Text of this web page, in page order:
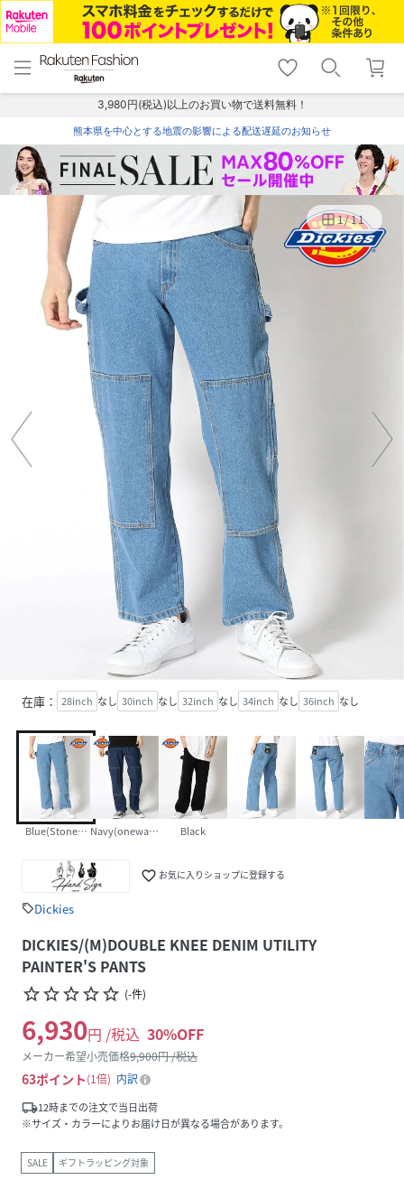
menu home
トップ
shopping_cart lock_outline
ログイン
3,980円(税込)以上のお買い物で送料無料！
熊本県を中心とする地震の影響による配送遅延のお知らせ
1/11
在庫： 28inch なし 30inch なし 32inch なし 34inch なし 36inch なし
Blue(StoneWash)Navy(onewash) Black
favorite_border お気に入りショップに登録する
sellDickies
DICKIES/(M)DOUBLE KNEE DENIM UTILITY
PAINTER'S PANTS
star_borderstar_borderstar_borderstar_borderstar_border (-件)
6,930円 /税込 30%OFF
メーカー希望小売価格9,900円 /税込
63ポイント 1倍
内訳
local_shipping12時までの注文で当日出荷
※サイズ・カラーによりお届け日が異なる場合があります。
SALE ギフトラッピング対象